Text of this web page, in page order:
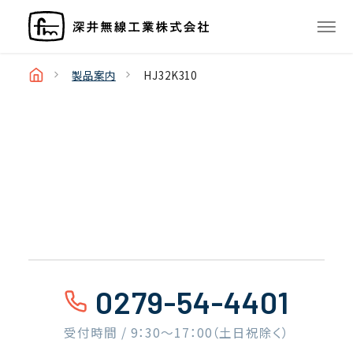
製品案内 HJ32K310
0279-54-4401
受付時間 / 9：30〜17：00（土日祝除く）